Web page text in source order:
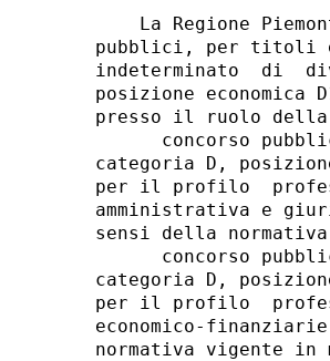
La Regione
pubblici, per titoli
indeterminato  di
posizione
presso il ruolo
concorso
categoria D,
per il profilo
amministrativa e
sensi della
concorso
categoria D,
per il profilo
economico-
normativa vigente